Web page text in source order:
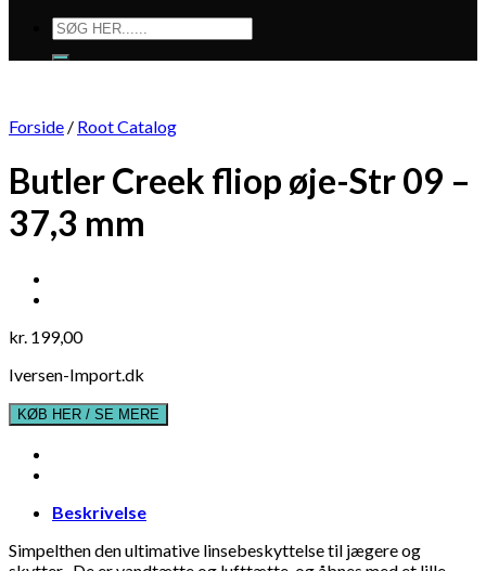
Søg
efter:
Forside / Root Catalog
Butler Creek fliop øje-Str 09 –
37,3 mm
kr. 199,00
Iversen-Import.dk
KØB HER / SE MERE
Beskrivelse
Simpelthen den ultimative linsebeskyttelse til jægere og